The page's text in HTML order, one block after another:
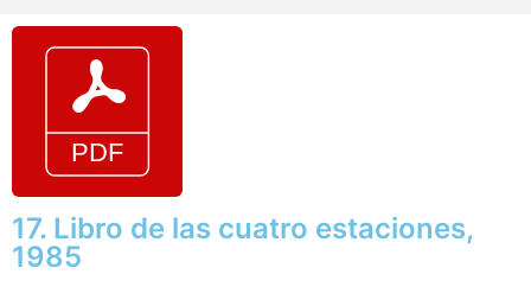
17. Libro de las cuatro estaciones,
1985